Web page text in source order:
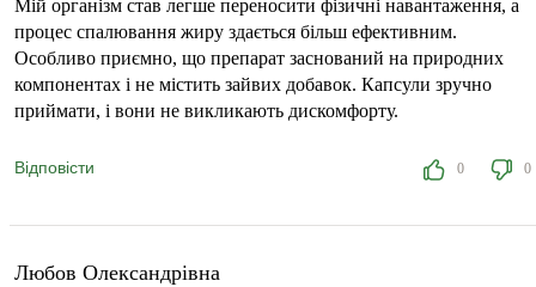
Мій організм став легше переносити фізичні навантаження, а
процес спалювання жиру здається більш ефективним.
Особливо приємно, що препарат заснований на природних
компонентах і не містить зайвих добавок. Капсули зручно
приймати, і вони не викликають дискомфорту.
Відповісти 0 0
Любов Олександрівна